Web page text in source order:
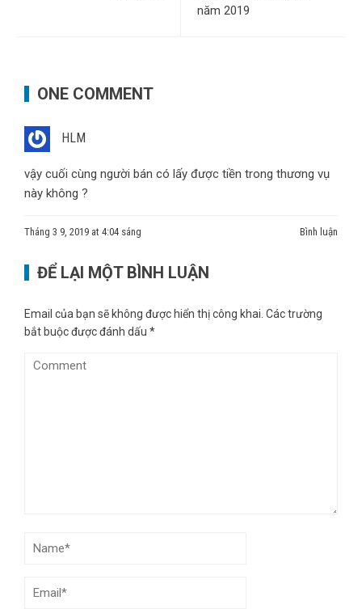
năm 2019
ONE COMMENT
HLM
vậy cuối cùng người bán có lấy được tiền trong thương vụ
này không ?
Tháng 3 9, 2019 at 4:04 sáng Bình luận
ĐỂ LẠI MỘT BÌNH LUẬN
Email của bạn sẽ không được hiển thị công khai. Các trường
bắt buộc được đánh dấu *